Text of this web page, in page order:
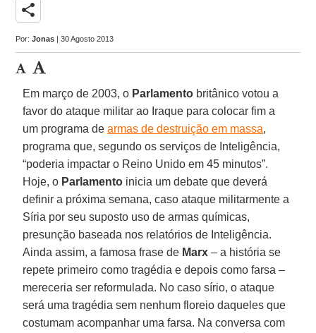
share
Por:Jonas | 30 Agosto 2013
Em março de 2003, o Parlamento britânico votou a
favor do ataque militar ao Iraque para colocar fim a
um programa dearmas de destruição em massa,
programa que, segundo os serviços de Inteligência,
“poderia impactar o Reino Unido em 45 minutos”.
Hoje, o Parlamento inicia um debate que deverá
definir a próxima semana, caso ataque militarmente a
Síria por seu suposto uso de armas químicas,
presunção baseada nos relatórios de Inteligência.
Ainda assim, a famosa frase de Marx – a história se
repete primeiro como tragédia e depois como farsa –
mereceria ser reformulada. No caso sírio, o ataque
será uma tragédia sem nenhum floreio daqueles que
costumam acompanhar uma farsa. Na conversa com